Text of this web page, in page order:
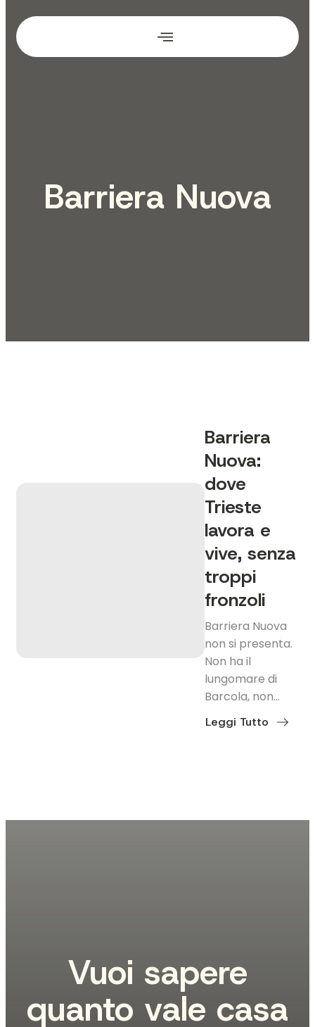
Barriera Nuova
Barriera
Nuova:
dove
Trieste
lavora e
vive, senza
troppi
fronzoli
Barriera Nuova
non si presenta.
Non ha il
lungomare di
Barcola, non…
Leggi Tutto
about
senza
Vuoi sapere
quanto vale casa